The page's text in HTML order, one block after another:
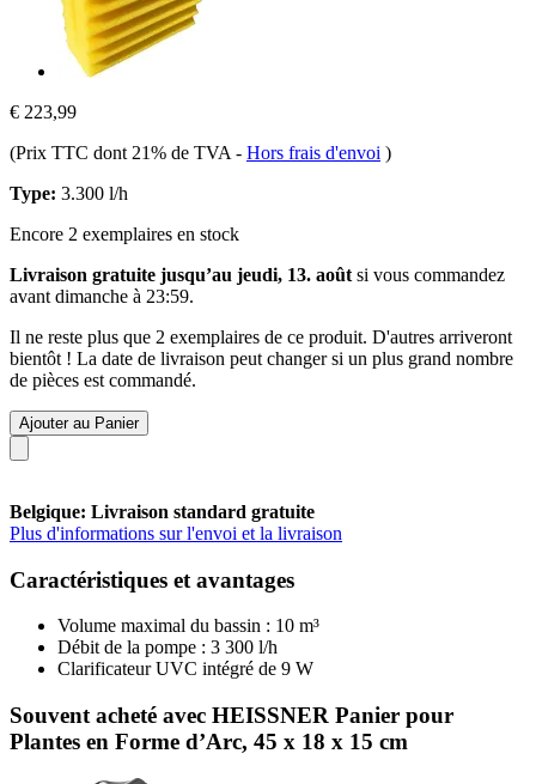
€ 223,99
(Prix TTC dont 21% de TVA - Hors frais d'envoi )
Type: 3.300 l/h
Encore 2 exemplaires en stock
Livraison gratuite jusqu’au jeudi, 13. août si vous commandez
avant dimanche à 23:59.
Il ne reste plus que 2 exemplaires de ce produit. D'autres arriveront
bientôt ! La date de livraison peut changer si un plus grand nombre
de pièces est commandé.
Ajouter au Panier
Belgique: Livraison standard gratuite
Plus d'informations sur l'envoi et la livraison
Caractéristiques et avantages
Volume maximal du bassin : 10 m³
Débit de la pompe : 3 300 l/h
Clarificateur UVC intégré de 9 W
Souvent acheté avec HEISSNER Panier pour
Plantes en Forme d’Arc, 45 x 18 x 15 cm